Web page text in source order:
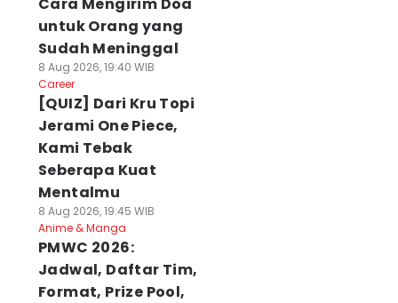
untuk Orang yang
Sudah Meninggal
8 Aug 2026, 19:40 WIB
Career
[QUIZ] Dari Kru Topi
Jerami One Piece,
Kami Tebak
Seberapa Kuat
Mentalmu
8 Aug 2026, 19:45 WIB
Anime & Manga
PMWC 2026:
Jadwal, Daftar Tim,
Format, Prize Pool,